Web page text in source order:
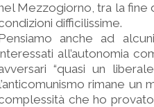
Mezzogiorno, tra la fine
difficilissime.
anche ad
all’autonomia
“quasi un
rimane
che ho